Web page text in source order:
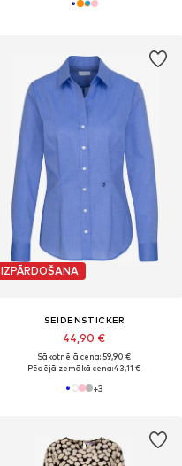
IZPĀRDOŠANA
SEIDENSTICKER
44,90 €
Sākotnējā cena: 59,90 €
Pēdējā zemākā cena:43,11 €
+3